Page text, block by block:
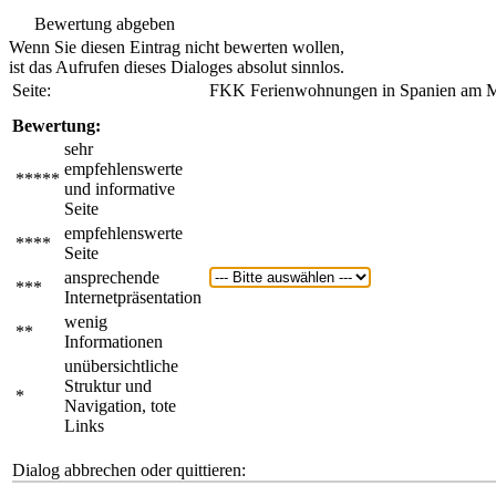
Bewertung abgeben
Wenn Sie diesen Eintrag nicht bewerten wollen,
ist das Aufrufen dieses Dialoges absolut sinnlos.
Seite:
FKK Ferienwohnungen in Spanien am
Bewertung:
*****
sehr
empfehlenswerte
und informative
Seite
****
empfehlenswerte
Seite
***
ansprechende
Internetpräsentation
**
wenig
Informationen
*
unübersichtliche
Struktur und
Navigation, tote
Links
Dialog abbrechen oder quittieren: